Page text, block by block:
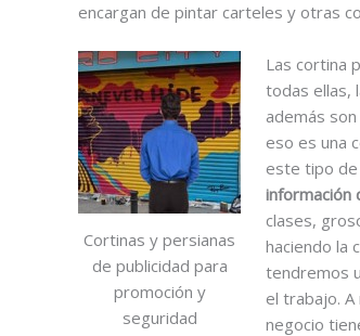
encargan de pintar carteles y otras
Cortinas y persianas
de publicidad para
promoción y
seguridad
Las cortina
todas ellas,
además
eso es una
este tipo
información
clases,
haciendo la
tendremos
el trabajo.
negocio